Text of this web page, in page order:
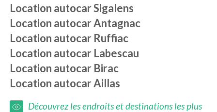
Location autocarSigalens
Location autocarAntagnac
Location autocar Ruffiac
Location autocar Labescau
Location autocar Birac
Location autocarAillas
Découvrez les endroits et destinations les plus